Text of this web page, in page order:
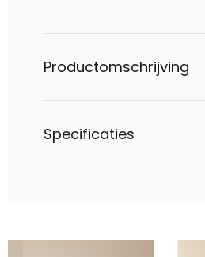
Productomschrijving
Specificaties